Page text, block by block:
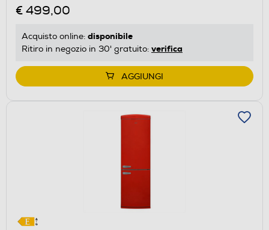
di
energetico
Youreko.
€ 499,00
Acquisto online: disponibile
Ritiro in negozio in 30' gratuito: verifica
AGGIUNGI